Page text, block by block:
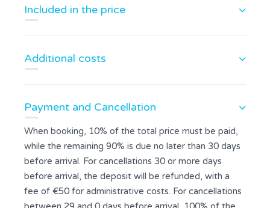
Included in the price
Additional costs
Payment and Cancellation
When booking, 10% of the total price must be paid,
while the remaining 90% is due no later than 30 days
before arrival. For cancellations 30 or more days
before arrival, the deposit will be refunded, with a
fee of €50 for administrative costs. For cancellations